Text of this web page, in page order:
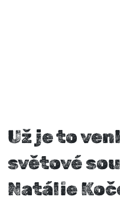
Už je to
světové
Natálie